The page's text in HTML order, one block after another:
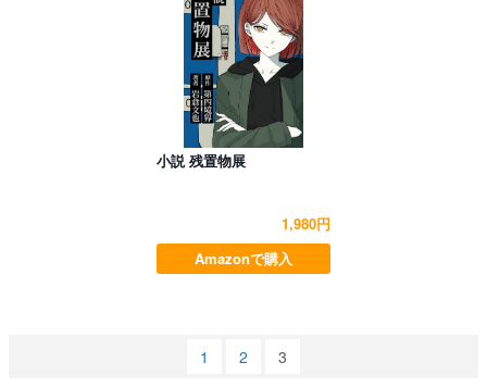
小説 残置物展
1,980円
Amazonで購入
1 2 3